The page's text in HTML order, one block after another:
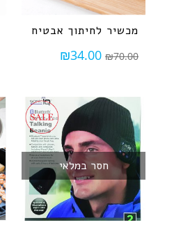
מכשיר לחיתוך אבטיח
₪70.00
₪34.00
חסר במלאי